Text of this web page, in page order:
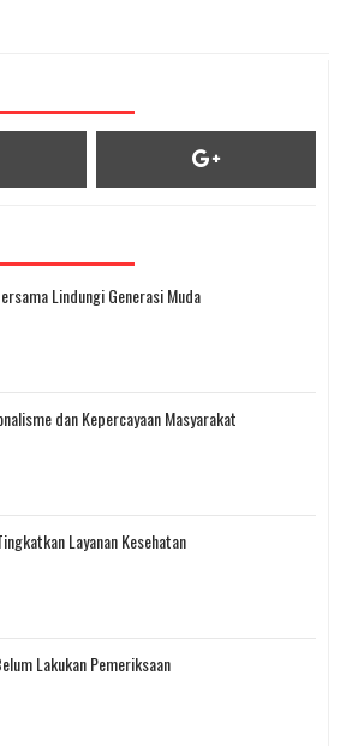
Lindungi Generasi Muda
dan Kepercayaan Masyarakat
Layanan Kesehatan
Lakukan Pemeriksaan